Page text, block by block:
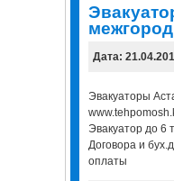
Дата:
Эвакуаторы
Эвакуатор до 6
Договора и
оплаты